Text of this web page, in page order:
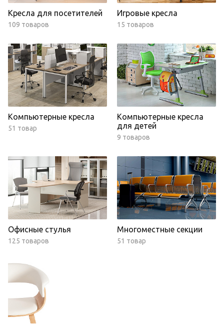
Кресла для посетителей
109 товаров
Игровые кресла
15 товаров
Компьютерные кресла
51 товар
Компьютерные кресла
для детей
9 товаров
Офисные стулья
125 товаров
Многоместные секции
51 товар